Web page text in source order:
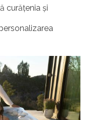
curățenia și